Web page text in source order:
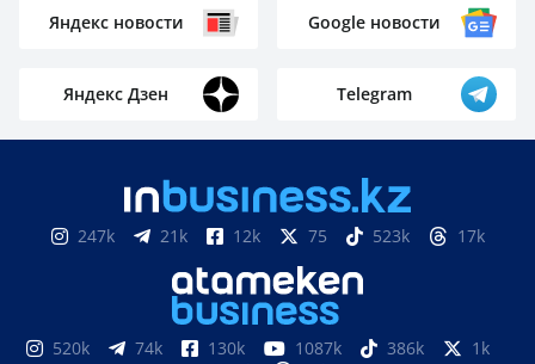
Яндекс новости Google новости
Яндекс Дзен Telegram
247k 21k 12k 75 523k 17k
520k 74k 130k 1087k 386k
1k